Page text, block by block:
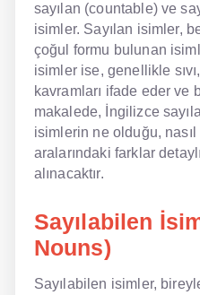
Hipnozla İngilizce
Hızlı İngilizce
İngilizce Kursu Yorum
İngilizce Kursu
NLP İngilizce
Online İngilizce
sayılan (countable) ve
isimler. Sayılan isimler,
çoğul formu bulunan
isimler ise, genellikle
kavramları ifade eder ve
makalede, İngilizce
isimlerin ne olduğu, nasıl
aralarındaki farklar
alınacaktır.
Sayılabilen
Nouns)
Sayılabilen isimler,